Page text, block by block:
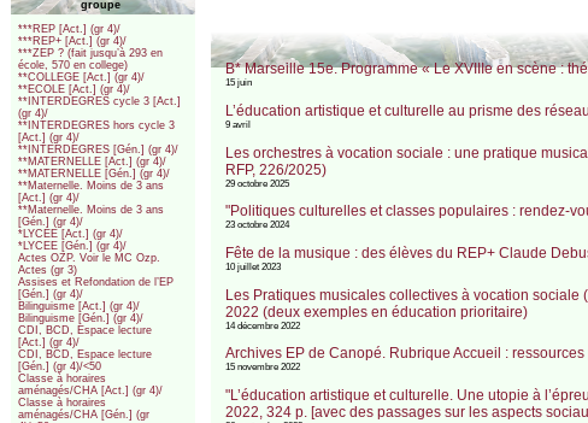
groupe
***REP [Act.] (gr 4)/
***REP+ [Act.] (gr 4)/
***ZEP ? (fait jusqu’à 293 en
école, 570 en college)
**COLLEGE [Act.] (gr 4)/
**ECOLE [Act.] (gr 4)/
**INTERDEGRES cycle 3 [Act.]
(gr 4)/
**INTERDEGRES hors cycle 3
[Act.] (gr 4)/
**INTERDEGRES [Gén.] (gr 4)/
**MATERNELLE [Act.] (gr 4)/
**MATERNELLE [Gén.] (gr 4)/
**Maternelle. Moins de 3 ans
[Act.] (gr 4)/
**Maternelle. Moins de 3 ans
[Gén.] (gr 4)/
*LYCEE [Act.] (gr 4)/
*LYCEE [Gén.] (gr 4)/
Actes OZP. Voir le MC Ozp.
Actes (gr 3)
Assises et Refondation de l’EP
[Gén.] (gr 4)/
Bilinguisme [Act.] (gr 4)/
Bilinguisme [Gén.] (gr 4)/
CDI, BCD, Espace lecture
[Act.] (gr 4)/
CDI, BCD, Espace lecture
[Gén.] (gr 4)/<50
Classe à horaires
aménagés/CHA [Act.] (gr 4)/
Classe à horaires
aménagés/CHA [Gén.] (gr
B* Marseille 15e. Programme « Le XVIIIe en scène :
15 juin
L’éducation artistique et culturelle au prisme des
9 avril
Les orchestres à vocation sociale : une pratique
RFP, 226/2025)
29 octobre 2025
"Politiques culturelles et classes populaires : rendez-
23 octobre 2024
Fête de la musique : des élèves du REP+ Claude
10 juillet 2023
Les Pratiques musicales collectives à vocation sociale
2022 (deux exemples en éducation prioritaire)
14 décembre 2022
Archives EP de Canopé. Rubrique Accueil :
15 novembre 2022
"L’éducation artistique et culturelle. Une utopie à
2022, 324 p. [avec des passages sur les aspects